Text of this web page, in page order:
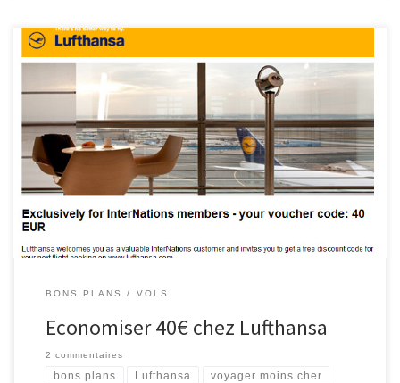
Cette offre n’est plus disponible. Pour ne plus ratez les bons plans
inscrivez-vous maintenant au Flux RSS ou devenez Fan sur
Facebook. Grâce aux nos amis chez InterNations on a droit a une
réduction de 40€ chez Lufthansa. C’est uniquement une réduction
sur la partie HT, donc intéressante pour les vols CDG-
FRA/TXL/MUC/MXP à 99€ […]
BONS PLANS VOLS
Economiser 40€ chez Lufthansa
2 commentaires
bons plans Lufthansa voyager moins cher